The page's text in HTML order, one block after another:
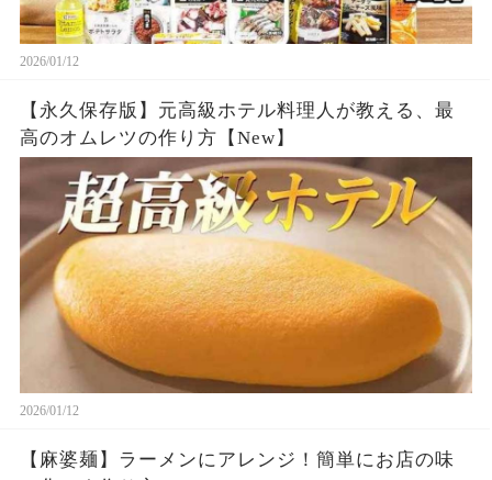
2026/01/12
【永久保存版】元高級ホテル料理人が教える、最
高のオムレツの作り方【New】
2026/01/12
【麻婆麺】ラーメンにアレンジ！簡単にお店の味